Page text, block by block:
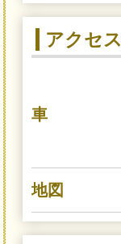
アクセス
車
地図